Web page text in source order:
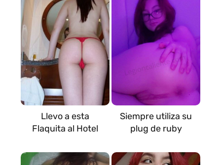
Llevo a esta
Flaquita al Hotel
Siempre utiliza su
plug de ruby